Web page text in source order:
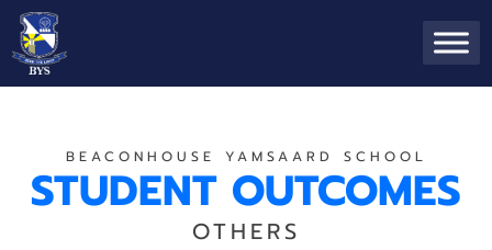
BEACONHOUSE YAMSAARD SCHOOL
STUDENT OUTCOMES
OTHERS